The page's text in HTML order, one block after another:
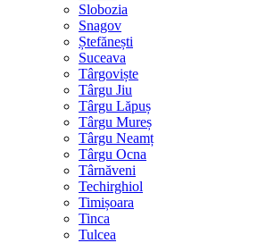
Slobozia
Snagov
Ștefănești
Suceava
Târgoviște
Târgu Jiu
Târgu Lăpuș
Târgu Mureș
Târgu Neamț
Târgu Ocna
Târnăveni
Techirghiol
Timișoara
Tinca
Tulcea